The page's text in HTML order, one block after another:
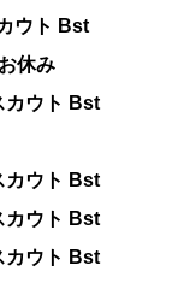
ウト Bst
休み
カウト Bst
カウト Bst
カウト Bst
カウト Bst